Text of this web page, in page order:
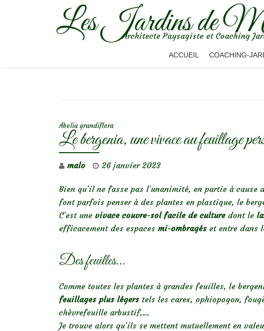
Les Jardins de
Architecte Paysagiste et Coaching
ACCUEIL COACHING-
Abelia grandiflora
Le bergenia, une vivace au feuillage
malo 26 janvier 2023
Bien qu’il ne fasse pas l’unanimité, en partie à
font parfois penser à des plantes en plastique, le
C’est une vivace couvre-sol facile de culturedont le
efficacement des espaces mi-ombragés et entre dans
Des feuilles…
Comme toutes les plantes à grandes feuilles, le
feuillages plus légers tels les carex, ophiopogon,
chèvrefeuille arbustif,…
Je trouve alors qu’ils se mettent mutuellement en